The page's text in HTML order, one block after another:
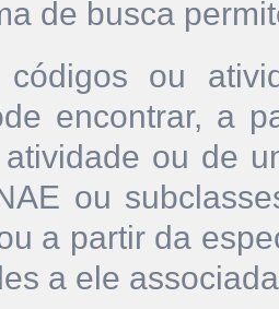
de busca
códigos ou
encontrar, a
ou de
ou
a partir da
a ele